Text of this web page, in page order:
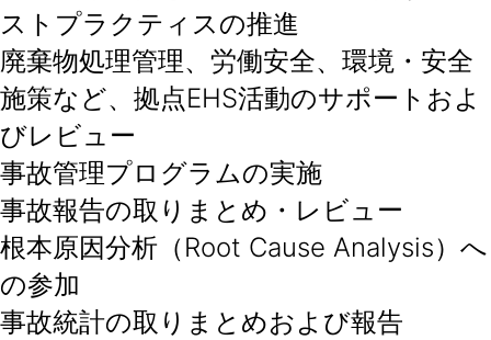
ストプラクティスの推進
廃棄物処理管理、労働安全、環境・安全
施策など、拠点EHS活動のサポートおよ
びレビュー
事故管理プログラムの実施
事故報告の取りまとめ・レビュー
根本原因分析（Root Cause Analysis）へ
の参加
事故統計の取りまとめおよび報告